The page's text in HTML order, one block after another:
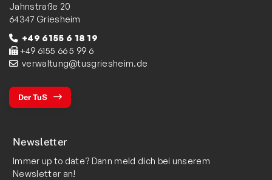
Jahnstraße 20
64347 Griesheim
+49 6155 6 18 19
+49 6155 66 5 99 6
verwaltung@tusgriesheim.de
Der TuS
Newsletter
Immer up to date? Dann meld dich bei unserem
Newsletter an!